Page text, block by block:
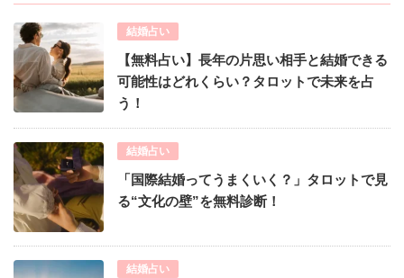
結婚占い
【無料占い】長年の片思い相手と結婚できる
可能性はどれくらい？タロットで未来を占
う！
結婚占い
「国際結婚ってうまくいく？」タロットで見
る“文化の壁”を無料診断！
結婚占い